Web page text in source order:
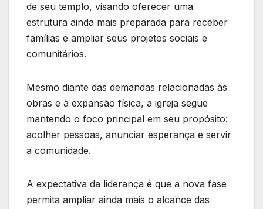
de seu templo, visando oferecer uma
estrutura ainda mais preparada para receber
famílias e ampliar seus projetos sociais e
comunitários.
Mesmo diante das demandas relacionadas às
obras e à expansão física, a igreja segue
mantendo o foco principal em seu propósito:
acolher pessoas, anunciar esperança e servir
a comunidade.
A expectativa da liderança é que a nova fase
permita ampliar ainda mais o alcance das